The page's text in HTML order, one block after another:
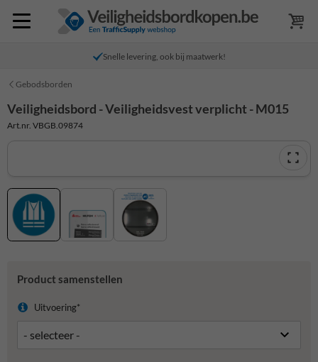
Snelle levering, ook bij maatwerk!
Gebodsborden
Veiligheidsbord - Veiligheidsvest verplicht - M015
Art.nr. VBGB.09874
Product samenstellen
Uitvoering*